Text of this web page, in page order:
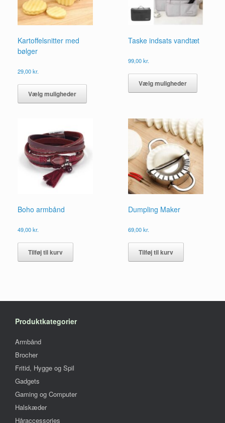
Kartoffelsnitter med
bølger
29,00kr.
Vælg muligheder
Dette
har
vælges
Taske indsats vandtæt
99,00kr.
Vælg muligheder
Dette
har
kan
vælges
på
varesiden
Boho armbånd
49,00kr.
Tilføj til kurv
Dumpling Maker
69,00kr.
Tilføj til kurv
Produktkategorier
Armbånd
Brocher
Fritid, Hygge og Spil
Gadgets
Gaming og Computer
Halskæder
Håraccessories